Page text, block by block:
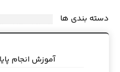
دسته بندی ها
آموزش انجام